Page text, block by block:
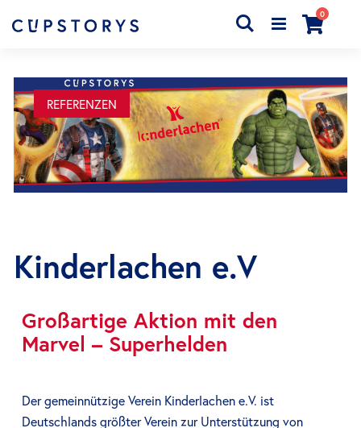
Cart
0Artikel
Search
REFERENZEN
Kinderlachen e.V
Großartige Aktion mit den
Marvel – Superhelden
Der gemeinnützige Verein Kinderlachen e.V. ist
Deutschlands größter Verein zur Unterstützung von